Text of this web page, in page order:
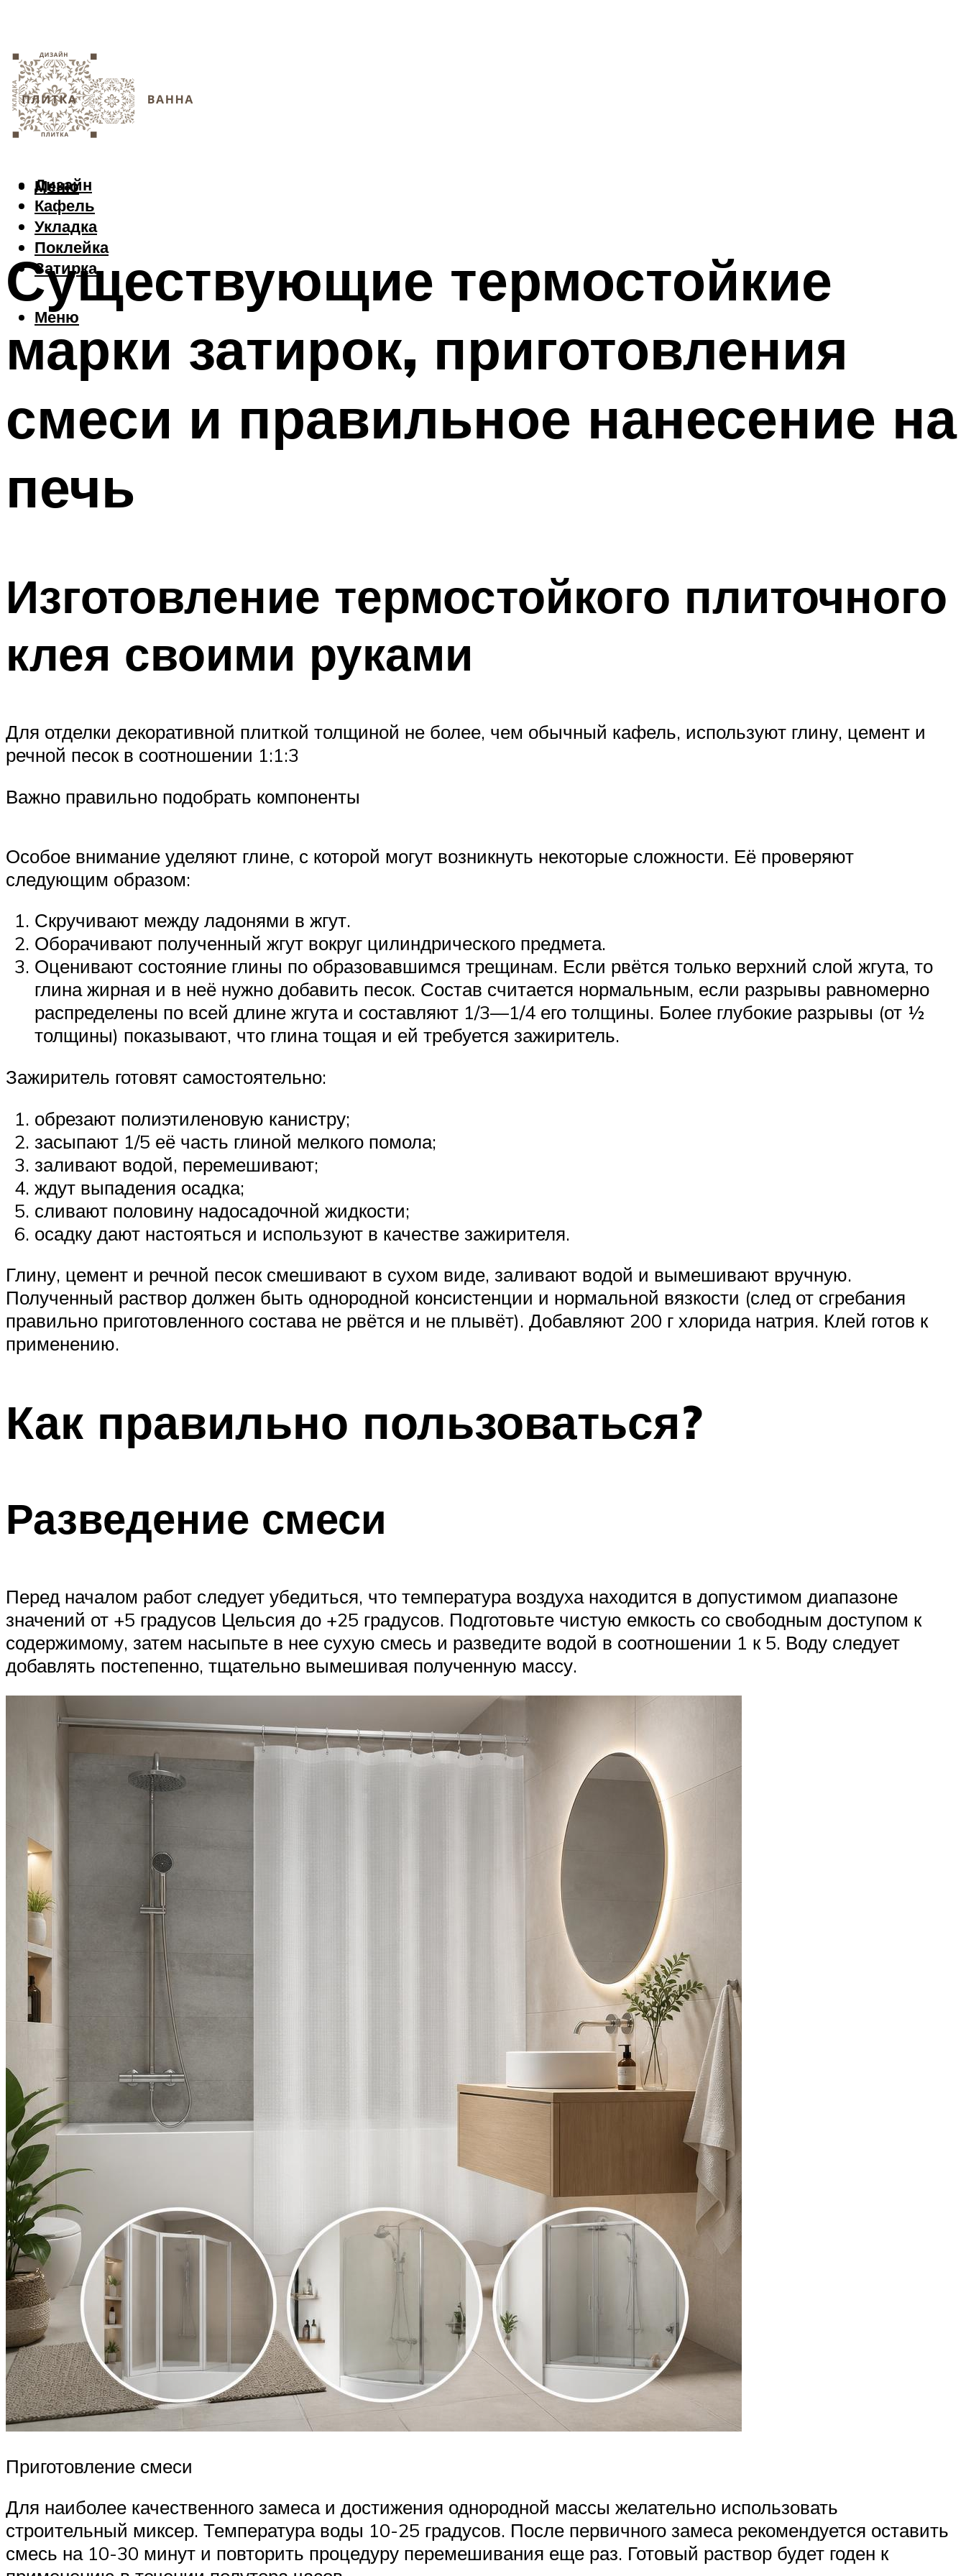
Дизайн
Кафель
Укладка
Поклейка
Затирка
Меню
Меню
Существующие термостойкие
марки затирок, приготовления
смеси и правильное нанесение на
печь
Изготовление термостойкого плиточного
клея своими руками
Для отделки декоративной плиткой толщиной не более, чем обычный кафель, используют глину, цемент и
речной песок в соотношении 1:1:3
Важно правильно подобрать компоненты
Особое внимание уделяют глине, с которой могут возникнуть некоторые сложности. Её проверяют
следующим образом:
Скручивают между ладонями в жгут.
Оборачивают полученный жгут вокруг цилиндрического предмета.
Оценивают состояние глины по образовавшимся трещинам. Если рвётся только верхний слой жгута, то
глина жирная и в неё нужно добавить песок. Состав считается нормальным, если разрывы равномерно
распределены по всей длине жгута и составляют 1/3—1/4 его толщины. Более глубокие разрывы (от ½
толщины) показывают, что глина тощая и ей требуется зажиритель.
Зажиритель готовят самостоятельно:
обрезают полиэтиленовую канистру;
засыпают 1/5 её часть глиной мелкого помола;
заливают водой, перемешивают;
ждут выпадения осадка;
сливают половину надосадочной жидкости;
осадку дают настояться и используют в качестве зажирителя.
Глину, цемент и речной песок смешивают в сухом виде, заливают водой и вымешивают вручную.
Полученный раствор должен быть однородной консистенции и нормальной вязкости (след от сгребания
правильно приготовленного состава не рвётся и не плывёт). Добавляют 200 г хлорида натрия. Клей готов к
применению.
Как правильно пользоваться?
Разведение смеси
Перед началом работ следует убедиться, что температура воздуха находится в допустимом диапазоне
значений от +5 градусов Цельсия до +25 градусов. Подготовьте чистую емкость со свободным доступом к
содержимому, затем насыпьте в нее сухую смесь и разведите водой в соотношении 1 к 5. Воду следует
добавлять постепенно, тщательно вымешивая полученную массу.
Приготовление смеси
Для наиболее качественного замеса и достижения однородной массы желательно использовать
строительный миксер. Температура воды 10-25 градусов. После первичного замеса рекомендуется оставить
смесь на 10-30 минут и повторить процедуру перемешивания еще раз. Готовый раствор будет годен к